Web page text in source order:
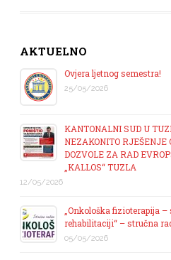
AKTUELNO
Ovjera ljetnog semestra!
25/05/2026
KANTONALNI SUD U
NEZAKONITO RJEŠENJE
DOZVOLE ZA RAD
„KALLOS“ TUZLA
12/05/2026
„Onkološka fizioterapija
rehabilitaciji“ – stručna
05/05/2026